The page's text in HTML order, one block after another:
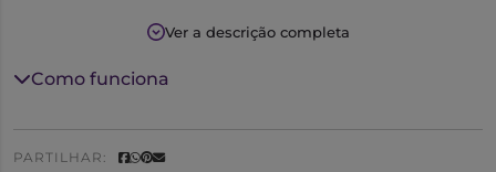
Ver a descrição completa
Como funciona
PARTILHAR: